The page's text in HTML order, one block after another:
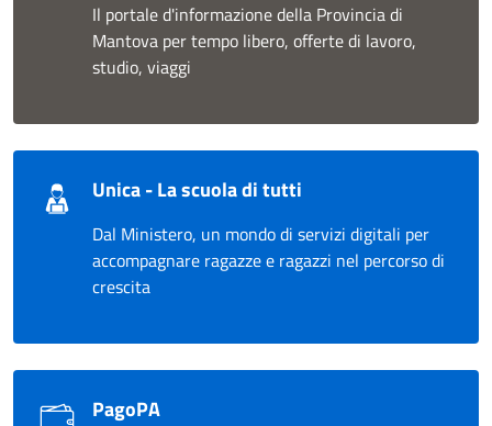
Il portale d'informazione della Provincia di
Mantova per tempo libero, offerte di lavoro,
studio, viaggi
Unica - La scuola di tutti
Dal Ministero, un mondo di servizi digitali per
accompagnare ragazze e ragazzi nel percorso di
crescita
PagoPA